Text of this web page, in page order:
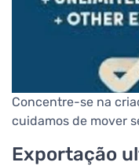
Concentre-se na
cuidamos de mover
Exportação